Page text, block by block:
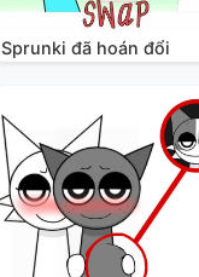
Sprunki đã hoán đổi